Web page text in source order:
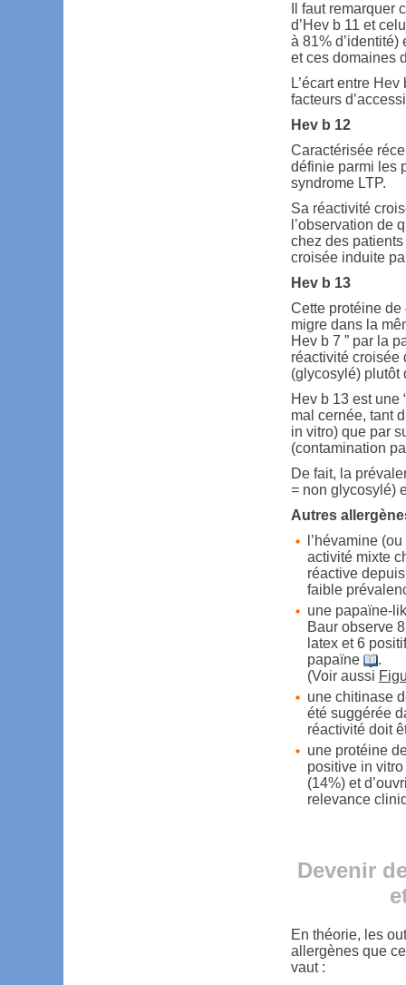
Il faut
d’Hev b 11 et
à 81% d’identité)
et ces domaines
L’écart entre
facteurs
Hev b 12
Caractérisée
définie parmi les
syndrome LTP.
Sa réactivité
l’observation de
chez des
croisée induite
Hev b 13
Cette protéine
migre dans la
Hev b 7 ” par la
réactivité croisée
(glycosylé) plutôt
Hev b 13 est une
mal cernée, tant
in vitro) que par
(contamination
De fait, la
= non glycosylé)
Autres
l’hévamine
activité mixte
réactive
faible
une papaïne-
Baur observe
latex et 6
papaïne
.
(Voir aussi
une chitinase
été suggérée
réactivité doit
une protéine
positive in
(14%) et
relevance
Devenir
En théorie, les
allergènes que
vaut :